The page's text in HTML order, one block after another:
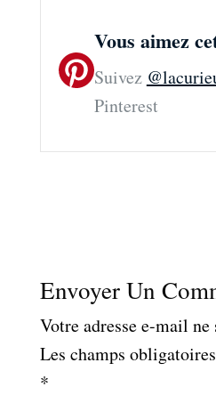
Vous aimez
Suivez
Pinterest
Envoyer Un
Votre adresse e-mail ne
Les champs
*